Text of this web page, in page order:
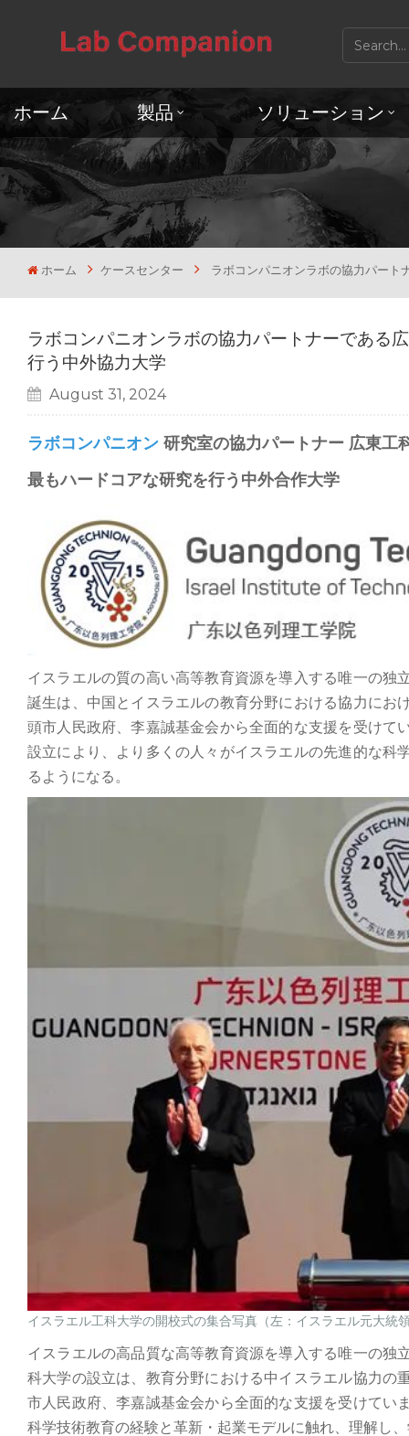
ホーム 製品 ソリューション
ホーム ケースセンター ラボコンパニオンラボの協力パート
ラボコンパニオンラボの協力パートナーである
行う中外協力大学
August 31, 2024
ラボコンパニオン 研究室の協力パートナー 広東工
最もハードコアな研究を行う中外合作大学
イスラエルの質の高い高等教育資源を導入する唯一の
誕生は、中国とイスラエルの教育分野における協力に
頭市人民政府、李嘉誠基金会から全面的な支援を受け
設立により、より多くの人々がイスラエルの先進的な
るようになる。
イスラエル工科大学の開校式の集合写真（左：イスラエル元大統
イスラエルの高品質な高等教育資源を導入する唯一の
科大学の設立は、教育分野における中イスラエル協力の
市人民政府、李嘉誠基金会から全面的な支援を受けてい
科学技術教育の経験と革新・起業モデルに触れ、理解し